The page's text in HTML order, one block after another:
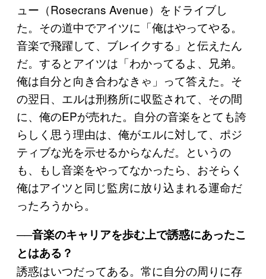
ュー（Rosecrans Avenue）をドライブし
た。その道中でアイツに「俺はやってやる。
音楽で飛躍して、ブレイクする」と伝えたん
だ。するとアイツは「わかってるよ、兄弟。
俺は自分と向き合わなきゃ」って答えた。そ
の翌日、エルは刑務所に収監されて、その間
に、俺のEPが売れた。自分の音楽をとても誇
らしく思う理由は、俺がエルに対して、ポジ
ティブな光を示せるからなんだ。というの
も、もし音楽をやってなかったら、おそらく
俺はアイツと同じ監房に放り込まれる運命だ
ったろうから。
──音楽のキャリアを歩む上で誘惑にあったこ
とはある？
誘惑はいつだってある。常に自分の周りに存